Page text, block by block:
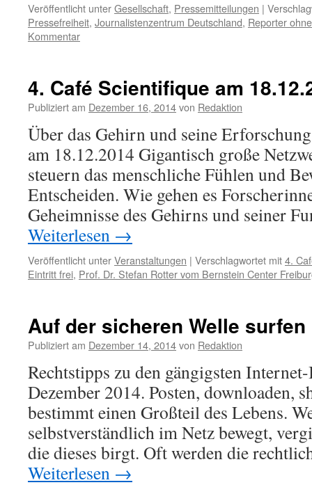
Veröffentlicht unterGesellschaft, Pressemitteilungen |
Pressefreiheit, Journalistenzentrum Deutschland, Reporter
Kommentar
4. Café Scientifique am
Publiziert am Dezember 16, 2014von Redaktion
Über das Gehirn und seine
am 18.12.2014 Gigantisch große
steuern das menschliche Fühlen und
Entscheiden. Wie gehen es
Geheimnisse des Gehirns und seiner
Weiterlesen →
Veröffentlicht unterVeranstaltungen | Verschlagwortet mit4.
Eintritt frei, Prof. Dr. Stefan Rotter vom Bernstein Center
Auf der sicheren Welle surfen
Publiziert am Dezember 14, 2014von Redaktion
Rechtstipps zu den gängigsten
Dezember 2014. Posten, downloaden,
bestimmt einen Großteil des Lebens.
selbstverständlich im Netz bewegt,
die dieses birgt. Oft werden die
Weiterlesen →